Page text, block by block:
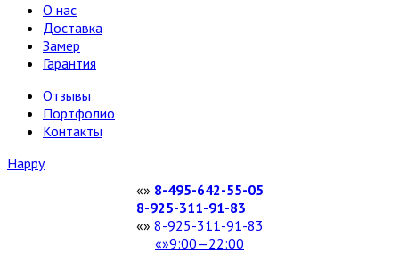
О нас
Доставка
Замер
Гарантия
Отзывы
Портфолио
Контакты
Happy
8-495-642-55-05
8-925-311-91-83
8-925-311-91-83
9:00—22:00